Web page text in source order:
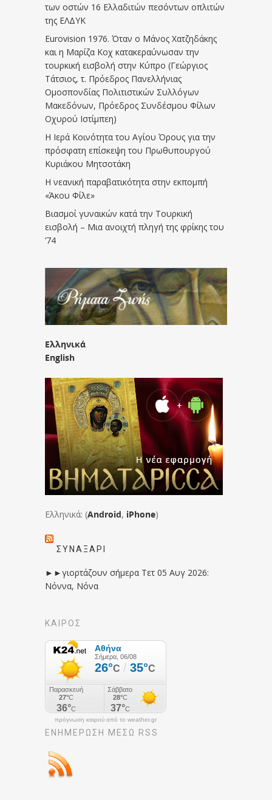
των οστών 16 Ελλαδιτών πεσόντων οπλιτών
της ΕΛΔΥΚ
Eurovision 1976. Όταν ο Μάνος Χατζηδάκης
και η Μαρίζα Κοχ κατακεραύνωσαν την
τουρκική εισβολή στην Κύπρο (Γεώργιος
Τάτσιος, τ. Πρόεδρος Πανελλήνιας
Ομοσπονδίας Πολιτιστικών Συλλόγων
Μακεδόνων, Πρόεδρος Συνδέσμου Φίλων
Οχυρού Ιστίμπεη)
Η Ιερά Κοινότητα του Αγίου Όρους για την
πρόσφατη επίσκεψη του Πρωθυπουργού
Κυριάκου Μητσοτάκη
Η νεανική παραβατικότητα στην εκπομπή
«Άκου Φίλε»
Βιασμοί γυναικών κατά την Τουρκική
εισβολή – Μια ανοιχτή πληγή της φρίκης του
’74
Ελληνικά
English
Ελληνικά: (Android, iPhone)
ΣΥΝΑΞΆΡΙ
►►γιορτάζουν σήμερα Τετ 05 Αυγ 2026:
Νόννα, Νόνα
ΚΑΙΡΟΣ
πρόγνωση καιρού από το weather.gr
ΕΝΗΜΈΡΩΣΉ ΜΕΣΩ RSS